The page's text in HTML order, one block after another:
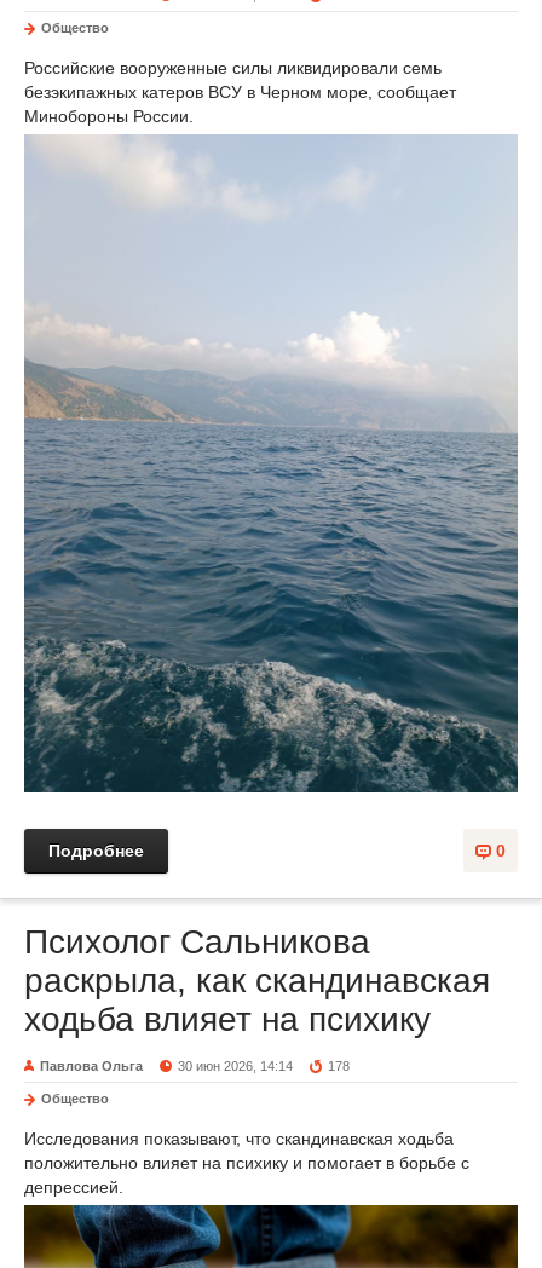
Общество
Российские вооруженные силы ликвидировали семь
безэкипажных катеров ВСУ в Черном море, сообщает
Минобороны России.
0
Подробнее
Психолог Сальникова
раскрыла, как скандинавская
ходьба влияет на психику
Павлова Ольга 30 июн 2026, 14:14 178
Общество
Исследования показывают, что скандинавская ходьба
положительно влияет на психику и помогает в борьбе с
депрессией.